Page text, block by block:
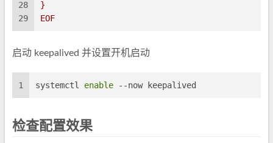
28
29
}
EOF
启动 keepalived 并设置开机启动
1 systemctl enable --now keepalived
检查配置效果